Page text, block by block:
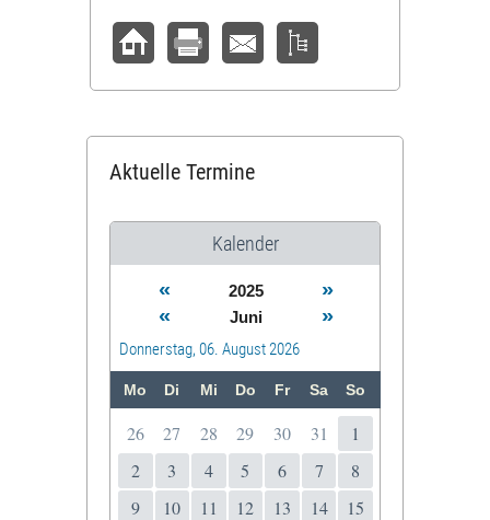
Aktuelle Termine
Kalender
« 2025
»
«
Juni »
Donnerstag, 06. August 2026
Mo Di Mi Do Fr Sa So
26 27 28 29 30 31
1
2
3 4 5 6 7
8
9
10 11 12 13 14
15